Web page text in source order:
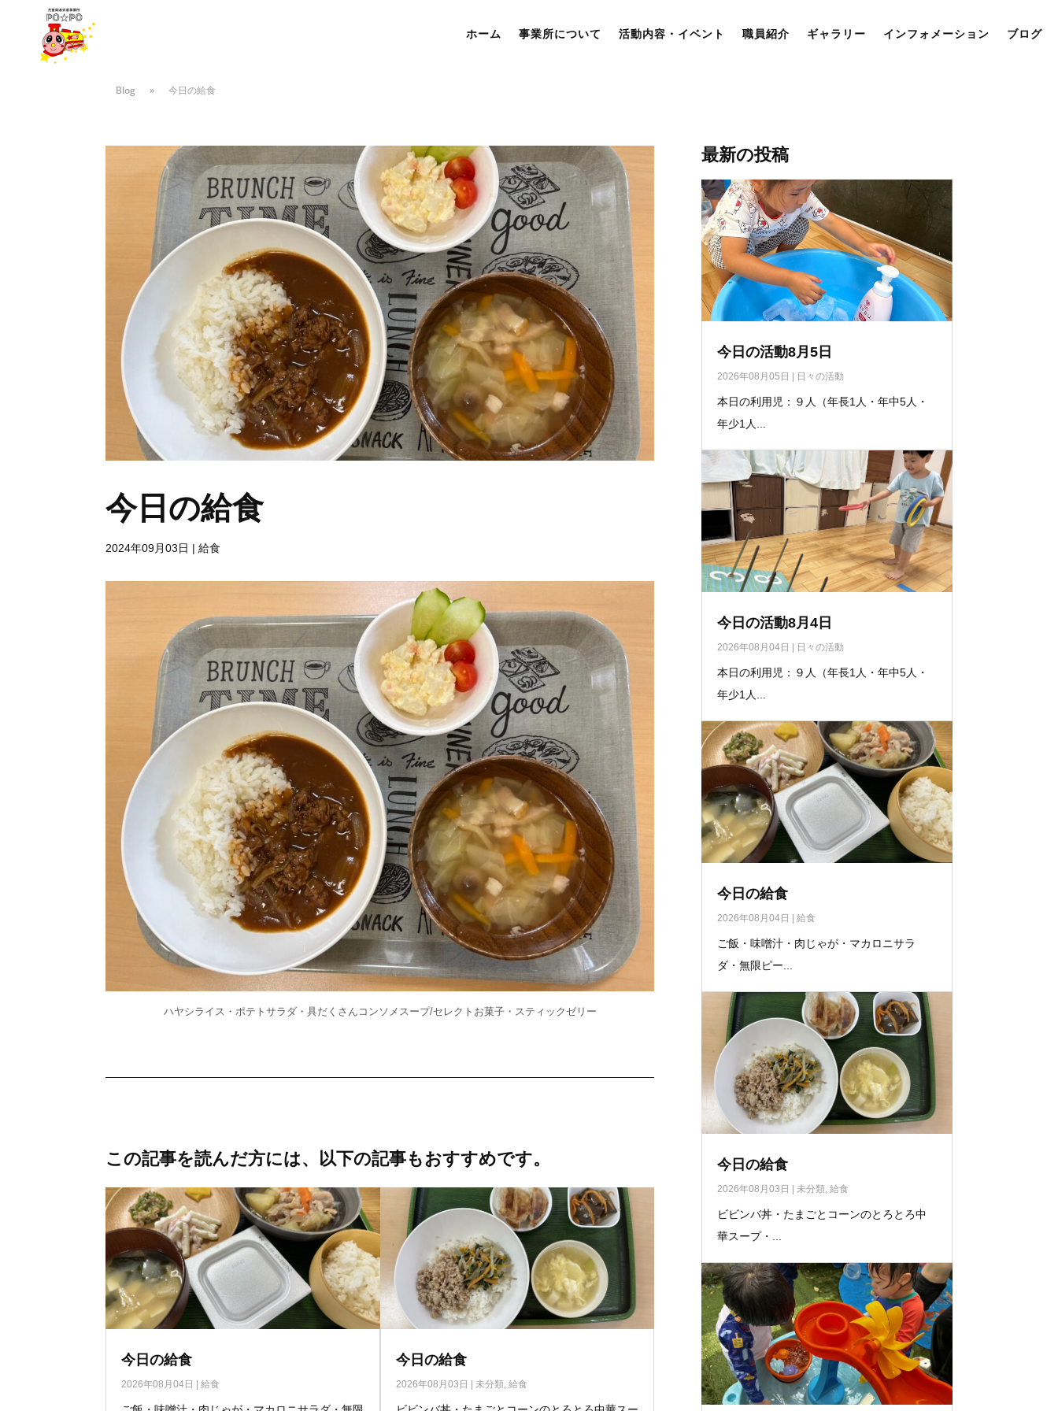
ホーム 事業所について 活動内容・イベント 職員紹介 ギャラリー インフォメーション ブログ
Blog » 今日の給食
今日の給食
2024年09月03日 |給食
ハヤシライス・ポテトサラダ・具だくさんコンソメスープ/セレクトお菓子・スティックゼリー
この記事を読んだ方には、以下の記事もおすすめです。
今日の給食
2026年08月04日 |給食
今日の給食
2026年08月03日 | 未分類, 給食
最新の投稿
今日の活動8月5日
2026年08月05日 日々の活動
本日の利用児：９人（年長1人・年中5人・
年少1人...
今日の活動8月4日
2026年08月04日 日々の活動
本日の利用児：９人（年長1人・年中5人・
年少1人...
今日の給食
2026年08月04日 給食
ご飯・味噌汁・肉じゃが・マカロニサラ
ダ・無限ピー...
今日の給食
2026年08月03日 未分類, 給食
ビビンバ丼・たまごとコーンのとろとろ中
華スープ・...